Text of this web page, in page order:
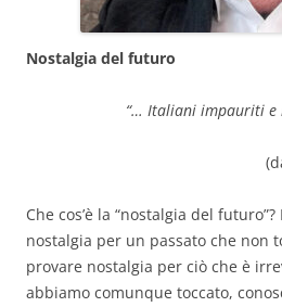
Nostalgia del futuro
“… Italiani impauriti e
Che cos’è la “nostalgia del
nostalgia per un passato che non
provare nostalgia per ciò che è
abbiamo comunque toccato,